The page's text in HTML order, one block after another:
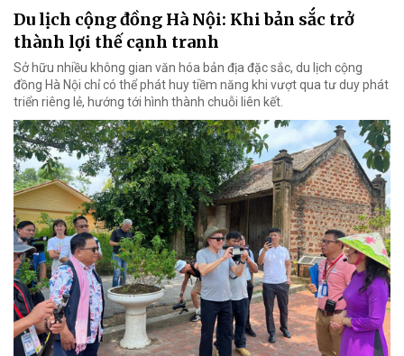
Du lịch cộng đồng Hà Nội: Khi bản sắc trở
thành lợi thế cạnh tranh
Sở hữu nhiều không gian văn hóa bản địa đặc sắc, du lịch cộng
đồng Hà Nội chỉ có thể phát huy tiềm năng khi vượt qua tư duy phát
triển riêng lẻ, hướng tới hình thành chuỗi liên kết.